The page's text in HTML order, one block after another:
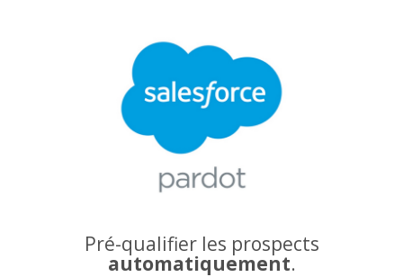
Pré-qualifier les prospects
automatiquement.